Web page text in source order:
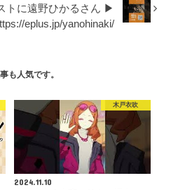
トに遠野ひかるさん ▶︎
eplus.jp/yanohinaki/
も人気です。
木戸衣吹
2024.11.10